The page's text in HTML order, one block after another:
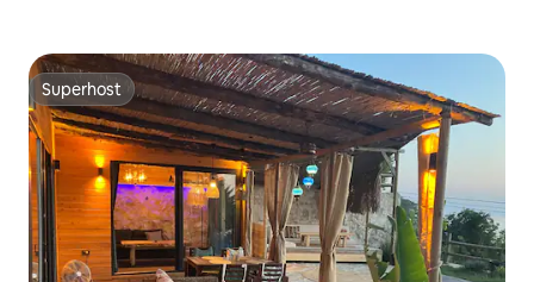
Superhost
Superhost